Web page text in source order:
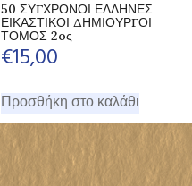
50 ΣΥΓΧΡΟΝΟΙ ΕΛΛΗΝΕΣ
ΕΙΚΑΣΤΙΚΟΙ ΔΗΜΙΟΥΡΓΟΙ
ΤΟΜΟΣ 2oς
€15,00
Προσθήκη στο καλάθι